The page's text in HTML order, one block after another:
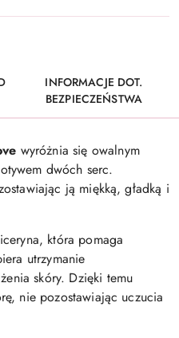
INFORMACJE DOT.
BEZPIECZEŃSTWA
wyróżnia się owalnym
dwóch serc.
ją miękką, gładką i
która pomaga
utrzymanie
skóry. Dzięki temu
nie pozostawiając uczucia